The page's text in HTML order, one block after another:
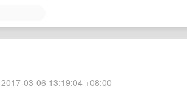
03-06 13:19:04 +08:00